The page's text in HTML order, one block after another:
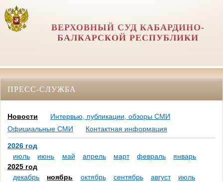
ВЕРХОВНЫЙ СУД КАБАРДИНО-
БАЛКАРСКОЙ РЕСПУБЛИКИ
ПРЕСС-СЛУЖБА
Новости
Интервью, публикации, обзоры СМИ
Официальные СМИ
Контактная информация
2026 год
июль
июнь май апрель март февраль
январь
2025 год
декабрь
ноябрь октябрь сентябрь август
июль